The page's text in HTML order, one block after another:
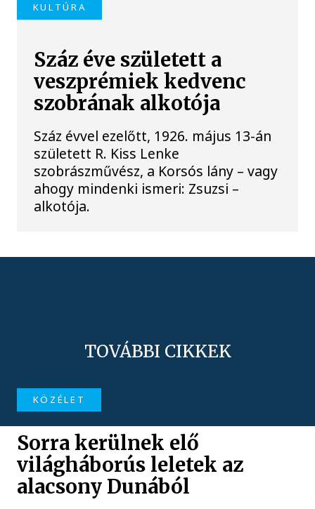
KULTÚRA
Száz éve született a
veszprémiek kedvenc
szobrának alkotója
Száz évvel ezelőtt, 1926. május 13-án
született R. Kiss Lenke
szobrászművész, a Korsós lány – vagy
ahogy mindenki ismeri: Zsuzsi –
alkotója.
TOVÁBBI CIKKEK
KÖZÉLET
Sorra kerülnek elő
világháborús leletek az
alacsony Dunából